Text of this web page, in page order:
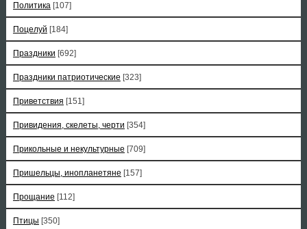
Политика [107]
Поцелуй [184]
Праздники [692]
Праздники патриотические [323]
Приветствия [151]
Привидения, скелеты, черти [354]
Прикольные и некультурные [709]
Пришельцы, инопланетяне [157]
Прощание [112]
Птицы [350]